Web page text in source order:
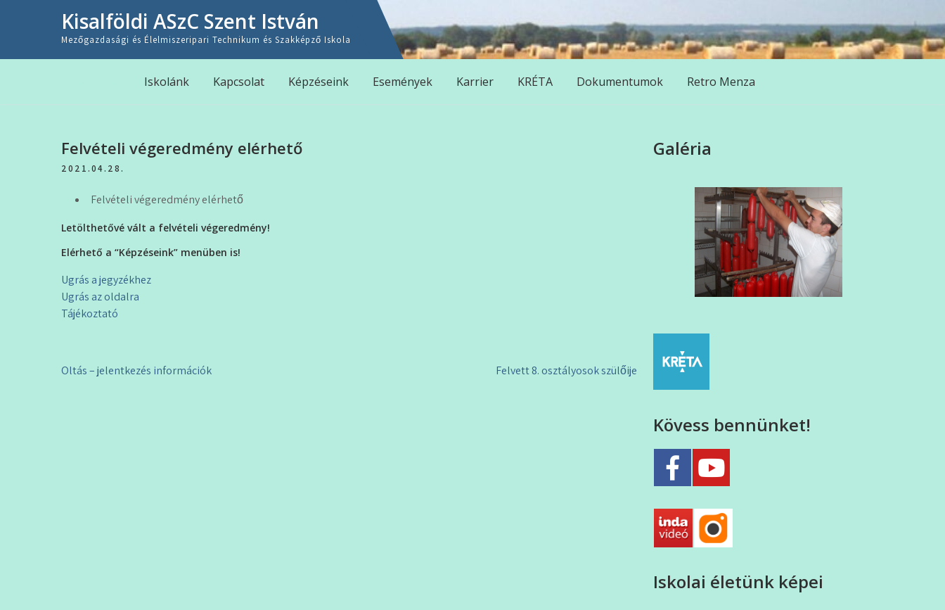
Kisalföldi ASzC Szent István
Mezőgazdasági és Élelmiszeripari Technikum és Szakképző Iskola
Iskolánk Kapcsolat Képzéseink Események Karrier KRÉTA Dokumentumok Retro Menza
Felvételi végeredmény elérhető
2021.04.28.
Felvételi végeredmény elérhető
Letölthetővé vált a felvételi végeredmény!
Elérhető a “Képzéseink” menüben is!
Ugrás a jegyzékhez
Ugrás az oldalra
Tájékoztató
Bejegyzés
Oltás – jelentkezés információk Felvett 8. osztályosok szülőije
Galéria
Kövess bennünket!
Iskolai életünk képei